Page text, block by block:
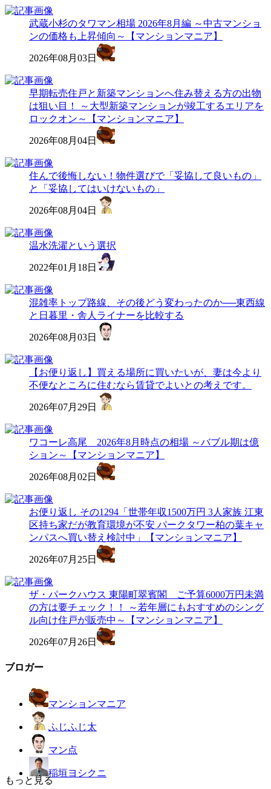
武蔵小杉のタワマン相場 2026年8月編 ～中古マンショ
ンの価格も上昇傾向～【マンションマニア】
2026年08月03日
早期転売住戸と新築マンションへ住み替える方の出物
は狙い目！ ～大型新築マンションが竣工するエリアを
ロックオン～【マンションマニア】
2026年08月04日
住んで後悔しない！物件選びで「妥協して良いもの」
と「妥協してはいけないもの」
2026年08月04日
温水洗濯という選択
2022年01月18日
混雑率トップ路線、その後どう変わったのか──東西線
と日暮里・舎人ライナーを比較する
2026年08月03日
【お便り返し】買える場所に買いたいが、妻は今より
不便なところに住むなら賃貸でよいとの考えです。
2026年07月29日
ワコーレ高尾 2026年8月時点の相場 ～バブル期は億
ション～【マンションマニア】
2026年08月02日
お便り返し その1294「世帯年収1500万円 3人家族 江東
区持ち家だが教育環境が不安 パークタワー柏の葉キャ
ンパスへ買い替え検討中」【マンションマニア】
2026年07月25日
ザ・パークハウス 東陽町翠賓閣 ご予算6000万円未満
の方は要チェック！！ ～若年層にもおすすめのシング
ル向け住戸が販売中～【マンションマニア】
2026年07月26日
ブロガー
マンションマニア
ふじふじ太
マン点
稲垣ヨシクニ
もっと見る